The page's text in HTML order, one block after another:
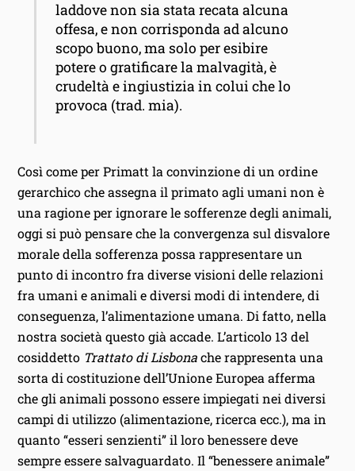
laddove non sia stata recata alcuna
offesa, e non corrisponda ad alcuno
scopo buono, ma solo per esibire
potere o gratificare la malvagità, è
crudeltà e ingiustizia in colui che lo
provoca (trad. mia).
Così come per Primatt la convinzione di un ordine
gerarchico che assegna il primato agli umani non è
una ragione per ignorare le sofferenze degli animali,
oggi si può pensare che la convergenza sul disvalore
morale della sofferenza possa rappresentare un
punto di incontro fra diverse visioni delle relazioni
fra umani e animali e diversi modi di intendere, di
conseguenza, l’alimentazione umana. Di fatto, nella
nostra società questo già accade. L’articolo 13 del
cosiddetto Trattato di Lisbonache rappresenta una
sorta di costituzione dell’Unione Europea afferma
che gli animali possono essere impiegati nei diversi
campi di utilizzo (alimentazione, ricerca ecc.), ma in
quanto “esseri senzienti” il loro benessere deve
sempre essere salvaguardato. Il “benessere animale”